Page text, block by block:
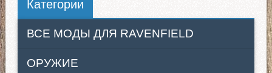
Категории
ВСЕ МОДЫ ДЛЯ RAVENFIELD
ОРУЖИЕ